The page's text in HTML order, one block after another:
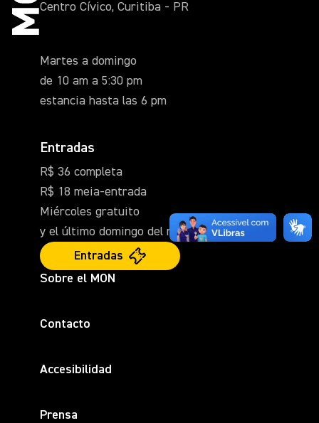
Centro Cívico, Curitiba - PR
Martes a domingo
de 10 am a 5:30 pm
estancia hasta las 6 pm
Entradas
R$ 36 completa
R$ 18 meia-entrada
Miércoles gratuito
y el último domingo del mes.
Entradas
Sobre el MON
Contacto
Accesibilidad
Prensa